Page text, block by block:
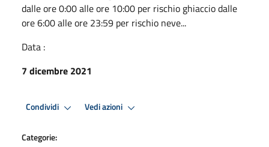
dalle ore 0:00 alle ore 10:00 per rischio ghiaccio dalle
ore 6:00 alle ore 23:59 per rischio neve...
Data :
7 dicembre 2021
Condividi Vedi azioni
Categorie: